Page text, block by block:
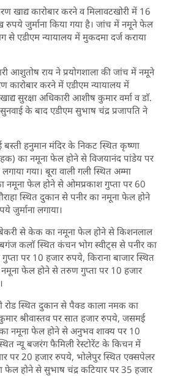
खाद्य कारोबार करने व मिलावटखोरी में 16
रुपये जुर्माना किया गया है। जांच में नमूने फेल
से एडीएम न्यायालय में मुकदमा दर्ज कराया
आशुतोष राय ने प्रयोगशाला की जांच में नमूने
कारोबार करने में एडीएम न्यायालय में
सुरक्षा अधिकारी आशीष कुमार वर्मा व डाॅ.
के बाद एडीएम सुभाष चंद्र प्रजापति ने
हनुमान मंदिर के निकट स्थित कृष्णा
का नमूना फेल होने से विजयानंद पांडेय पर
गया। बूरा वाली गली स्थित अम्मा
नमूना फेल होने से ओमप्रकाश गुप्ता पर 60
स्थित दुकान से पनीर का नमूना फेल होने
लगाया।
से केक का नमूना फेल होने से किशनलाल
कलाॅ स्थित कंचन भोग स्वीट्स से पनीर का
पर 10 हजार रुपये, किराना बाजार स्थित
फेल होने से तरुण गुप्ता पर 10 हजार
रोड स्थित दुकान से पैक्ड काला नमक का
श्रीवास्तव पर सात हजार रुपये, जसमई
का नमूना फेल होने से अनुभव शाक्य पर 10
न्यू बजरंग फैमिली रेस्टोरेंट के किचन में
पर 20 हजार रुपये, भोलेपुर स्थित एक्सपेलर
होने से सुभाष चंद्र कटियार पर 35 हजार